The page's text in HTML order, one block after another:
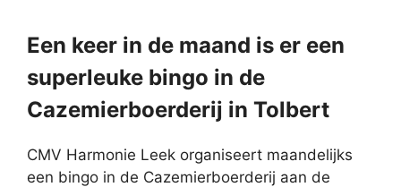
Een keer in de maand is er een
superleuke bingo in de
Cazemierboerderij in Tolbert
CMV Harmonie Leek organiseert maandelijks
een bingo in de Cazemierboerderij aan de